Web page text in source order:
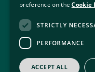
© საავტორო
დაცვის
უფლება
preference on theCookie
STRICTLY
PERFORMANCE
ACCEPT ALL